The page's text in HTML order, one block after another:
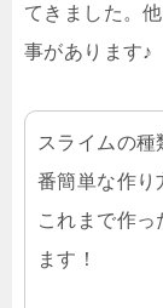
てきました。
事があります♪
スライムの
番簡単な作り
これまで作
ます！